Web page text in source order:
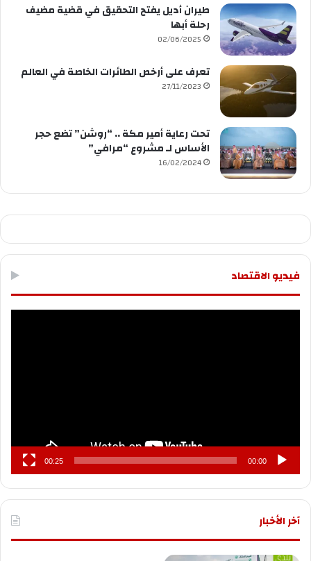
طيران أديل يفتح التحقيق في قضية مضيف
رحلة أبها
02/06/2025
تعرف على أرخص الطائرات الخاصة في العالم
27/11/2023
تحت رعاية أمير مكة .. “روشن” تضع حجر
الأساس لـ مشروع “مرافي”
16/02/2024
فيديو الاقتصاد
00:00
00:25
آخر الأخبار